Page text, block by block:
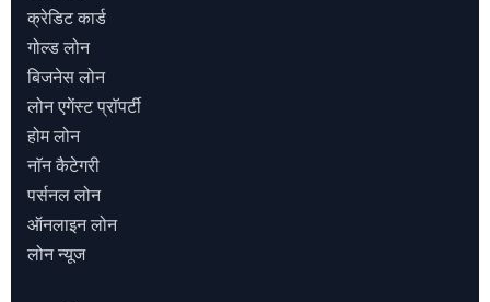
क्रेडिट कार्ड
गोल्ड लोन
बिजनेस लोन
लोन एगेंस्ट प्राॅपर्टी
होम लोन
नाॅन कैटेगरी
पर्सनल लोन
ऑनलाइन लोन
लोन न्यूज